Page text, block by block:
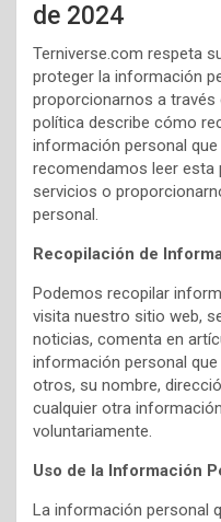
de 2024
Terniverse.com respeta
proteger la información
proporcionarnos a
política describe cómo
información personal
recomendamos leer esta
servicios o
personal.
Recopilación de
Podemos recopilar
visita nuestro sitio web,
noticias, comenta en
información personal
otros, su nombre,
cualquier otra
voluntariamente.
Uso de la Información
La información personal